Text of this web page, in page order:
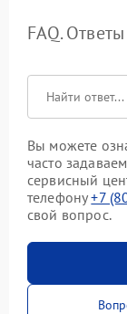
FAQ.
Вы можете
часто
сервисный
телефону+7
свой вопрос.